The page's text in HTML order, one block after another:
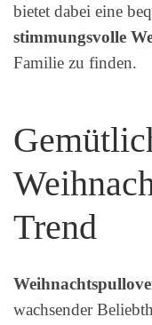
bietet dabei eine
stimmungsvolle
Familie zu finden.
Trend
wachsender